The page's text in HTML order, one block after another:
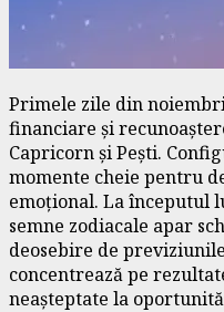
Primele zile din
financiare și
Capricorn și Pești.
momente cheie pentru
emoțional. La începutul
semne zodiacale apar
deosebire de
concentrează pe
neașteptate la